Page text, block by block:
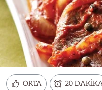
ORTA 20